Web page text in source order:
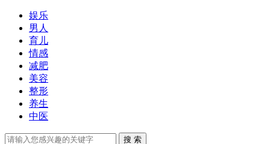
娱乐
男人
育儿
情感
减肥
美容
整形
养生
中医